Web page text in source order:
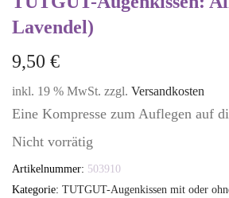
Lavendel)
9,50 €
inkl. 19 % MwSt. zzgl. Versandkosten
Eine Kompresse zum Auflegen auf
Nicht vorrätig
Artikelnummer: 503910
Kategorie: TUTGUT-Augenkissen mit oder